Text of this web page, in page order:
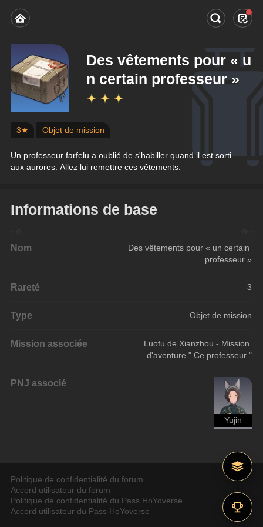
Des vêtements pour « u
n certain professeur »
3★ Objet de mission
Un professeur farfelu a oublié de s'habiller quand il est sorti
aux aurores. Allez lui remettre ces vêtements.
Informations de base
Nom
Des vêtements pour « un certain
professeur »
Rareté 3
Type Objet de mission
Mission associée
Luofu de Xianzhou - Mission
d'aventure " Ce professeur "
PNJ associé
Yujin
Politique de confidentialité du forum
Accord utilisateur du forum
Politique de confidentialité du Pass HoYoverse
Accord utilisateur du Pass HoYoverse